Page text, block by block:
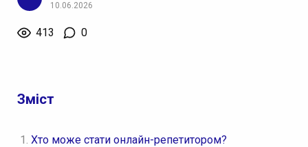
10.06.2026
413 0
Зміст
Хто може стати онлайн-репетитором?